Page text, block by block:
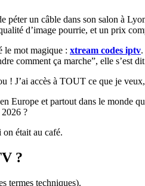
un câble dans son salon à
d’image pourrie, et un prix
le mot magique : xtream codes iptv
comment ça marche”, elle s’est
! J’ai accès à TOUT ce que je
Europe et partout dans le monde
?
était au café.
?
termes techniques).